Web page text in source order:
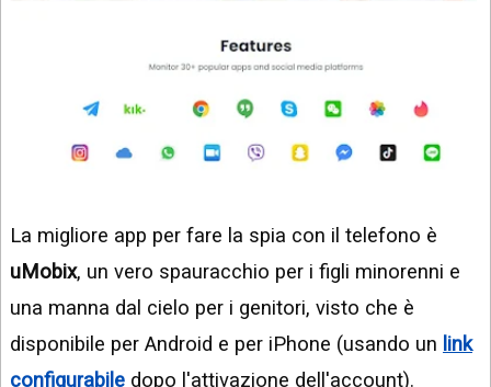
La migliore app per fare la spia con il telefono è
uMobix, un vero spauracchio per i figli minorenni e
una manna dal cielo per i genitori, visto che è
disponibile per Android e per iPhone (usando un link
configurabile dopo l'attivazione dell'account).